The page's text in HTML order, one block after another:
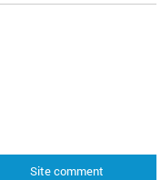
Site comment